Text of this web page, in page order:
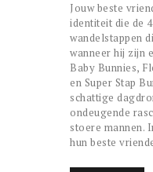
Jouw beste
identiteit die de
wandelstappen
wanneer hij zijn
Baby Bunnies,
en Super Stap
schattige
ondeugende
stoere mannen.
hun beste